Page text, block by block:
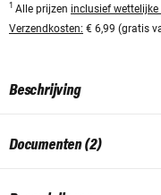
1 Alle prijzen inclusief wettelijke
Verzendkosten: € 6,99 (gratis
Beschrijving
Documenten (2)